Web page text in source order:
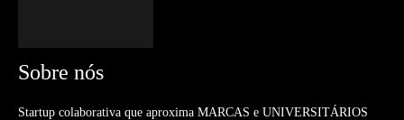
Sobre nós
Startup colaborativa que aproxima MARCAS e UNIVERSITÁRIOS